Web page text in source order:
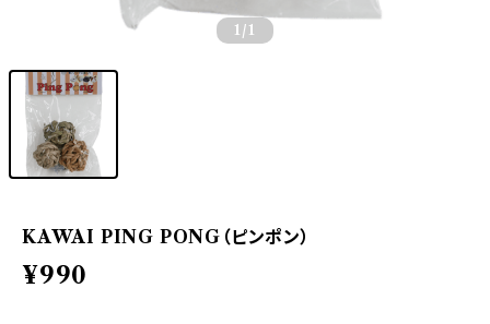
1 /1
KAWAI PING PONG（ピンポン）
¥990